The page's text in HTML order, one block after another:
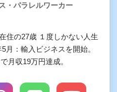
・パラレルワーカー
住の27歳 １度しかない人生
月：輸入ビジネスを開始。
月収19万円達成。